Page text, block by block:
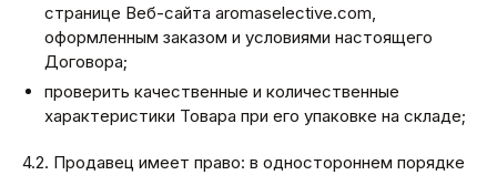
странице Веб-сайта aromaselective.com,
оформленным заказом и условиями настоящего
Договора;
проверить качественные и количественные
характеристики Товара при его упаковке на складе;
4.2. Продавец имеет право: в одностороннем порядке